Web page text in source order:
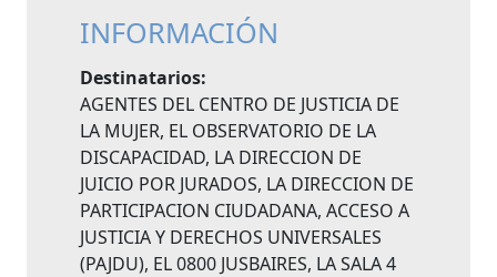
INFORMACIÓN
Destinatarios:
AGENTES DEL CENTRO DE JUSTICIA DE
LA MUJER, EL OBSERVATORIO DE LA
DISCAPACIDAD, LA DIRECCION DE
JUICIO POR JURADOS, LA DIRECCION DE
PARTICIPACION CIUDADANA, ACCESO A
JUSTICIA Y DERECHOS UNIVERSALES
(PAJDU), EL 0800 JUSBAIRES, LA SALA 4